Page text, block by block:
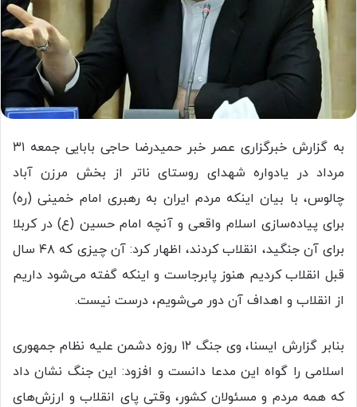
به گزارش خبرگزاری عصر خبر حمیدرضا حاجی بابایی جمعه ۳۱
مرداد در یادواره شهدای روستای ناتر از بخش مرزن آباد
چالوس، با بیان اینکه مردم ایران به رهبری امام خمینی (ره)
برای پیاده‌سازی اسلام واقعی و آنچه امام حسین (ع) در کربلا
برای آن جنگید، انقلاب کردند، اظهار کرد: آن چیزی که ۴۸ سال
قبل انقلاب کردیم هنوز پابرجاست و اینکه گفته می‌شود داریم
از انقلاب و اهداف آن دور می‌شویم، درست نیست.
بنابر گزارش ایسنا، وی جنگ ۱۲ روزه دشمن علیه نظام جمهوری
اسلامی را گواه این مدعا دانست و افزود: این جنگ نشان داد
که همه مردم و مسئولان کشور، وقتی پای انقلاب و ارزش‌های